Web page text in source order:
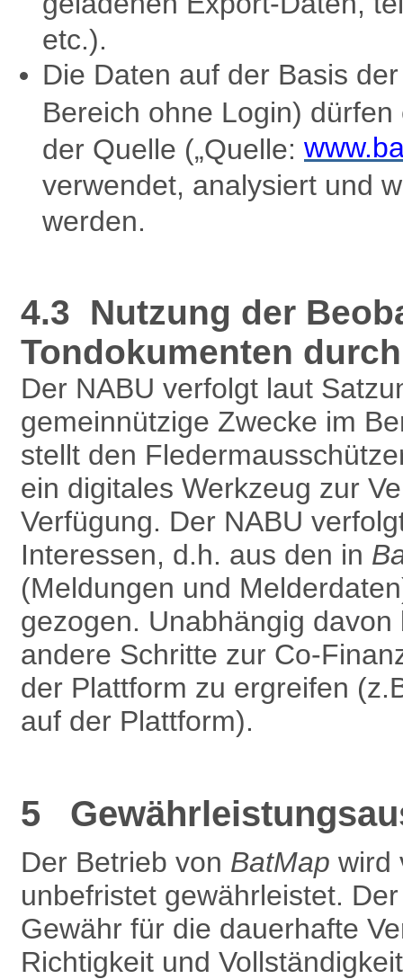
etc.).
Die Daten auf der Basis
Bereich ohne Login)
der Quelle („Quelle:
verwendet, analysiert und
werden.
4.3 Nutzung der
Tondokumenten
Der NABU verfolgt laut
gemein­nützige Zwecke im
stellt den
ein digitales Werkzeug zur
Verfügung. Der NABU
Interessen, d.h. aus den in
(Meldungen und
gezogen. Unabhängig
andere Schritte zur Co-
der Plattform zu ergreifen
auf der Plattform).
5
Der Betrieb von BatMap wird
unbefristet gewährleistet.
Gewähr für die dauerhafte
Richtigkeit und